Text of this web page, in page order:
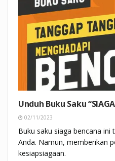
Unduh Buku Saku
02/11/2023
Buku saku siaga bencana
Anda. Namun, memberikan
kesiapsiagaan.